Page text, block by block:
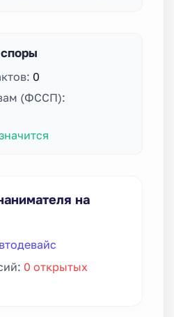
0
(ФССП):
на
0 открытых